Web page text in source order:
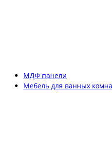
МДФ панели
Мебель для ванных